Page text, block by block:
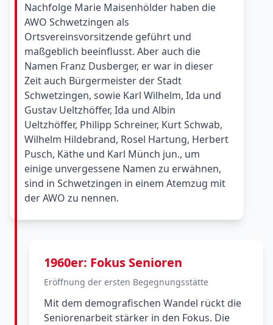
Nachfolge Marie Maisenhölder haben die
AWO Schwetzingen als
Ortsvereinsvorsitzende geführt und
maßgeblich beeinflusst. Aber auch die
Namen Franz Dusberger, er war in dieser
Zeit auch Bürgermeister der Stadt
Schwetzingen, sowie Karl Wilhelm, Ida und
Gustav Ueltzhöffer, Ida und Albin
Ueltzhöffer, Philipp Schreiner, Kurt Schwab,
Wilhelm Hildebrand, Rosel Hartung, Herbert
Pusch, Käthe und Karl Münch jun., um
einige unvergessene Namen zu erwähnen,
sind in Schwetzingen in einem Atemzug mit
der AWO zu nennen.
1960er: Fokus Senioren
Eröffnung der ersten Begegnungsstätte
Mit dem demografischen Wandel rückt die
Seniorenarbeit stärker in den Fokus. Die